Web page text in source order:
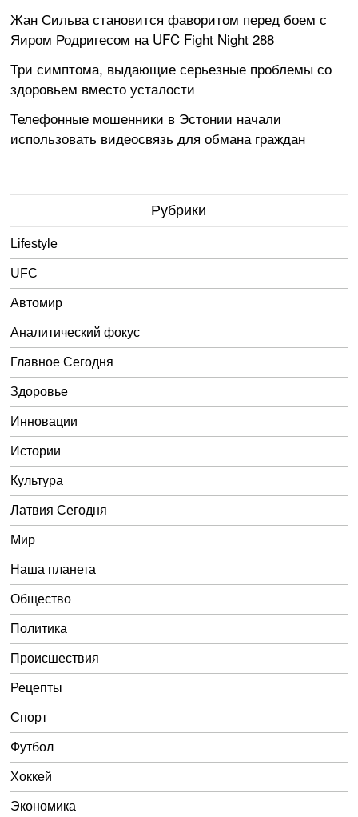
Жан Сильва становится фаворитом перед боем с
Яиром Родригесом на UFC Fight Night 288
Три симптома, выдающие серьезные проблемы со
здоровьем вместо усталости
Телефонные мошенники в Эстонии начали
использовать видеосвязь для обмана граждан
Рубрики
Lifestyle
UFC
Автомир
Аналитический фокус
Главное Сегодня
Здоровье
Инновации
Истории
Культура
Латвия Сегодня
Мир
Наша планета
Общество
Политика
Происшествия
Рецепты
Спорт
Футбол
Хоккей
Экономика